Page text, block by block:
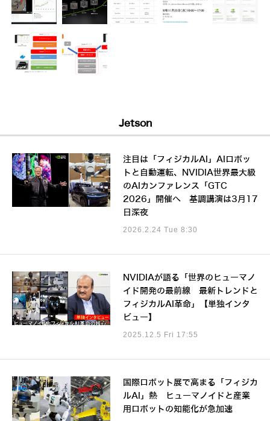
Jetson
注目は「フィジカルAI」AIロボッ
トと自動運転、NVIDIA世界最大級
のAIカンファレンス「GTC
2026」開催へ 基調講演は3月17
日深夜
2026.2.24 Tue 8:30
NVIDIAが語る「世界のヒューマノ
イド開発の最前線 最新トレンドと
フィジカルAI革命」【単独インタ
ビュー】
2025.12.5 Fri 17:55
国際ロボット展で高まる「フィジカ
ルAI」熱 ヒューマノイドと産業
用ロボットの知能化が急加速